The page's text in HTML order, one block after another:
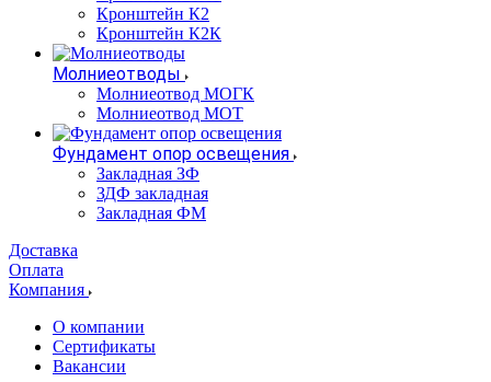
Кронштейн К2
Кронштейн К2К
Молниеотводы
Молниеотвод МОГК
Молниеотвод МОТ
Фундамент опор освещения
Закладная ЗФ
ЗДФ закладная
Закладная ФМ
Доставка
Оплата
Компания
О компании
Сертификаты
Вакансии